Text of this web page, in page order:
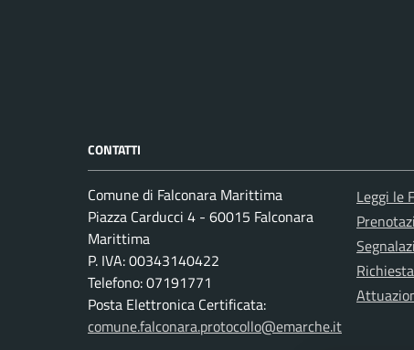
CONTATTI
Comune di Falconara Marittima
Piazza Carducci 4 - 60015 Falconara
Marittima
P. IVA: 00343140422
Telefono: 07191771
Posta Elettronica Certificata:
comune.falconara.protocollo@emarche.it
Leggi le